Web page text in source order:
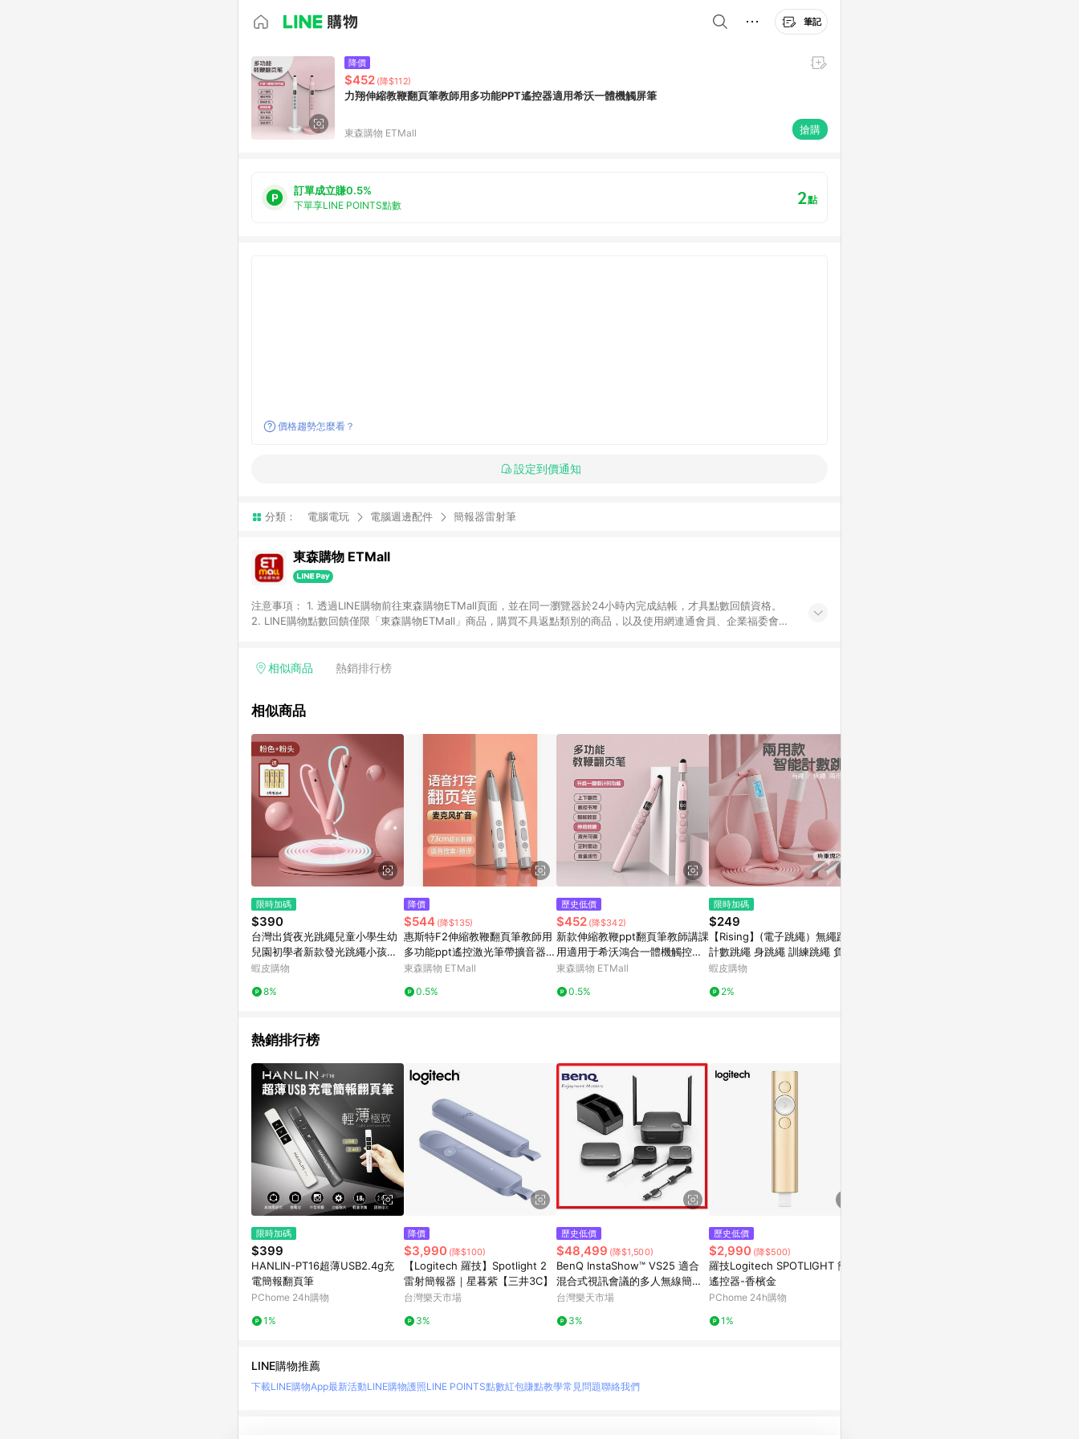
筆記
降價
$452 (降$112)
力翔伸縮教鞭翻頁筆教師用多功能PPT遙控器適用希沃一體機觸屏筆
東森購物 ETMall 搶購
訂單成立賺0.5%
下單享LINE POINTS點數 2點
價格趨勢怎麼看？
設定到價通知
分類： 電腦電玩 電腦週邊配件 簡報器雷射筆
東森購物 ETMall
注意事項： 1. 透過LINE購物前往東森購物ETMall頁面，並在同一瀏覽器於24小時內完成結帳，才具點數回饋資格。
2. LINE購物點數回饋僅限「東森購物ETMall」商品，購買不具返點類別的商品，以及使用網連通會員、企業福委會員
「草莓網」全館商品。 4. 如取消訂單、退貨、退款或購物中登出東森購物ETMall，將無法獲得點數回饋。 5. 點數回
面顯示為準。 7. LINE購物設有「單一商品最高回饋點數」機制(特殊活動時開放「回饋無上限」)，以同一訂單中同一
品資料更新會有時間差，如顯示之商品規格、顏色、價位、贈品與東森購物ETMall銷售網頁不符，以銷售網頁標示為
準。 9. 若有贈點爭議，請務必於訂單日期+180天以內至LINE購物客服洽詢；若超過180天(含)以上進行申訴，恕無法
贈點回饋。 10. 部分點數紅包僅限指定商品使用，或不適用於無回饋商品。各點數紅包之適用商品與使用條件請依點數
紅包頁面規則為準。
相似商品 熱銷排行榜
相似商品
限時加碼
$390
台灣出貨夜光跳繩兒童小學生幼
兒園初學者新款發光跳繩小孩運
動鍛煉跳繩
蝦皮購物
8%
降價
$544 (降$135)
惠斯特F2伸縮教鞭翻頁筆教師用
多功能ppt遙控激光筆帶擴音器麥
克風放大倒計時書寫教學一體機
東森購物 ETMall
0.5%
歷史低價
$452 (降$342)
新款伸縮教鞭ppt翻頁筆教師講課
用適用于希沃鴻合一體機觸控書
寫
東森購物 ETMall
0.5%
限時加碼
$249
【Rising】(電子跳繩）無繩跳繩
計數跳繩 身跳繩 訓練跳繩 負重
跳繩 智能跳繩 負重球 電子智能
蝦皮購物
2%
熱銷排行榜
限時加碼
$399
HANLIN-PT16超薄USB2.4g充
電簡報翻頁筆
PChome 24h購物
1%
降價
$3,990 (降$100)
【Logitech 羅技】Spotlight 2
雷射簡報器｜星暮紫【三井3C】
台灣樂天市場
3%
歷史低價
$48,499 (降$1,500)
BenQ InstaShow™ VS25 適合
混合式視訊會議的多人無線簡報
系統
台灣樂天市場
3%
歷史低價
$2,990 (降$500)
羅技Logitech SPOTLIGHT 簡報
遙控器-香檳金
PChome 24h購物
1%
LINE購物推薦
下載LINE購物App最新活動LINE購物護照LINE POINTS點數紅包賺點教學常見問題聯絡我們